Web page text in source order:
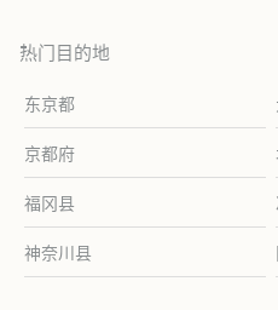
热门目的地
东京都
京都府
福冈县
神奈川县